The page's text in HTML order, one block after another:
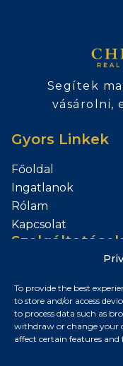
To provide the best
to store and/or access
to process data such as
withdraw or change your
affect certain features and
Segítek
vásárolni,
Gyors Linkek
Főoldal
Ingatlanok
Rólam
Kapcsolat
Szolgáltatások
Kapcsolat
Budapest,
+36 30 687 6790